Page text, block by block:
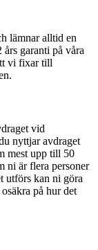
lämnar alltid en
garanti på våra
vi fixar till
vid
nyttjar avdraget
mest upp till 50
ni är flera personer
utförs kan ni göra
på hur det